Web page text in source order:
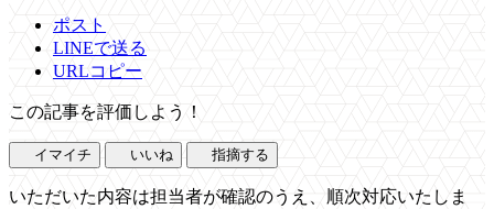
ポスト
LINEで送る
URLコピー
この記事を評価しよう！
イマイチ いいね 指摘する
いただいた内容は担当者が確認のうえ、順次対応いたしま